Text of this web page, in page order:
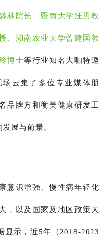
林院长、暨南大学汪勇教
、湖南农业大学曾建国教
博士等行业知名大咖特邀
云集了多位专业媒体朋
品牌方和衡美健康研发工
展与前景。
意识增强、慢性病年轻化
，以及国家及地区政策大
显示，近5年（2018-2023